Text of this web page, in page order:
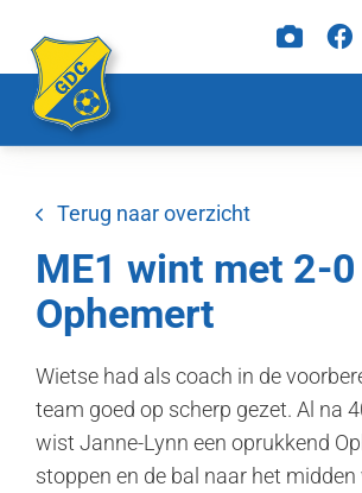
Terug naar overzicht
ME1 wint met 2-
Ophemert
Wietse had als coach in de
team goed op scherp gezet. Al na
wist Janne-Lynn een oprukkend
stoppen en de bal naar het